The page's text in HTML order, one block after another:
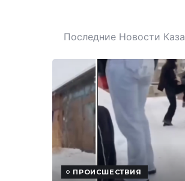
Последние Новости
ПРОИСШЕСТВИЯ